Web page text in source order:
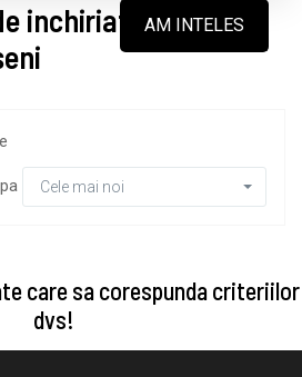
AM INTELES
inchiriat in Cluj-
Cele mai noi
care sa corespunda criteriilor
dvs!